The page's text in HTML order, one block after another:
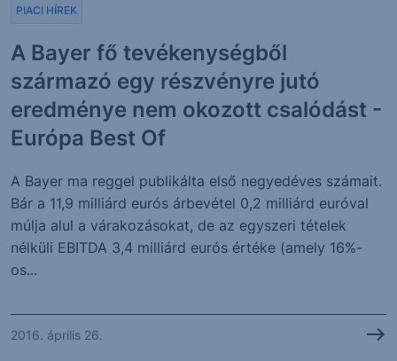
A Bayer fő tevékenységből
származó egy részvényre jutó
eredménye nem okozott csalódást -
Európa Best Of
PIACI HÍREK
A Bayer ma reggel publikálta első negyedéves számait.
Bár a 11,9 milliárd eurós árbevétel 0,2 milliárd euróval
múlja alul a várakozásokat, de az egyszeri tételek
nélküli EBITDA 3,4 milliárd eurós értéke (amely 16%-
os...
2016. április 26.